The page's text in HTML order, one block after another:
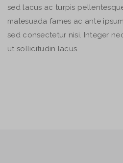
sed lacus ac turpis
malesuada fames ac ante
sed consectetur nisi. Integer
ut sollicitudin lacus.